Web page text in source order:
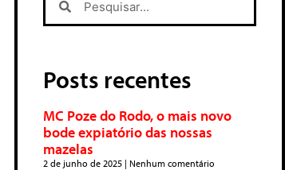
Posts recentes
MC Poze do Rodo, o mais novo
bode expiatório das nossas
mazelas
2 de junho de 2025 Nenhum comentário